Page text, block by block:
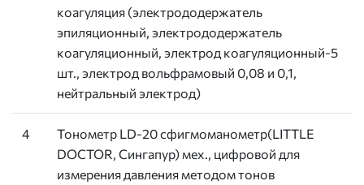
коагуляция (электрододержатель
эпиляционный, электрододержатель
коагуляционный, электрод коагуляционный-5
шт., электрод вольфрамовый 0,08 и 0,1,
нейтральный электрод)
4
Тонометр LD-20 сфигмоманометр(LITTLE
DOCTOR, Сингапур) мех., цифровой для
измерения давления методом тонов